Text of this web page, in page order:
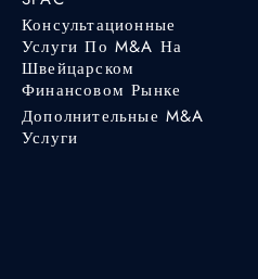
Консультационные
Услуги По M&A На
Швейцарском
Финансовом Рынке
Дополнительные M&A
Услуги